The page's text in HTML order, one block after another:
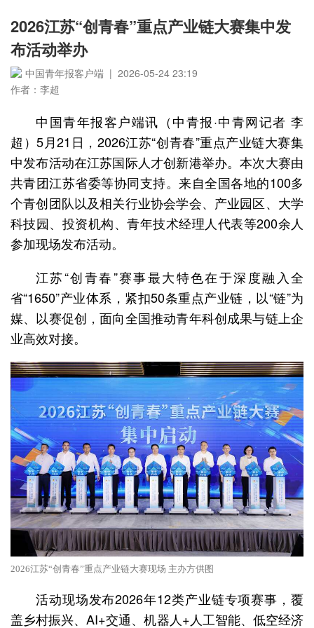
2026江苏“创青春”重点产业链大赛集中发
布活动举办
中国青年报客户端 | 2026-05-24 23:19
作者：李超
中国青年报客户端讯（中青报·中青网记者 李
超）5月21日，2026江苏“创青春”重点产业链大赛集
中发布活动在江苏国际人才创新港举办。本次大赛由
共青团江苏省委等协同支持。来自全国各地的100多
个青创团队以及相关行业协会学会、产业园区、大学
科技园、投资机构、青年技术经理人代表等200余人
参加现场发布活动。
江苏“创青春”赛事最大特色在于深度融入全
省“1650”产业体系，紧扣50条重点产业链，以“链”为
媒、以赛促创，面向全国推动青年科创成果与链上企
业高效对接。
2026江苏“创青春”重点产业链大赛现场 主办方供图
活动现场发布2026年12类产业链专项赛事，覆
盖乡村振兴、AI+交通、机器人+人工智能、低空经济